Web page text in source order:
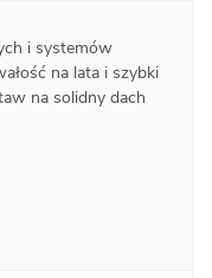
i systemów
na lata i szybki
na solidny dach